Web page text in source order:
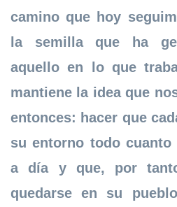
camino que hoy
la semilla que ha
aquello en lo que
mantiene la idea que
entonces: hacer que
su entorno todo
a día y que, por
quedarse en su